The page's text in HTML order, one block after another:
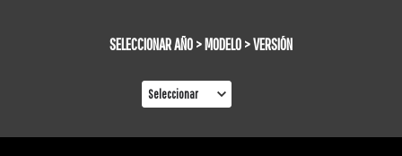
SELECCIONAR AÑO > MODELO > VERSIÓN